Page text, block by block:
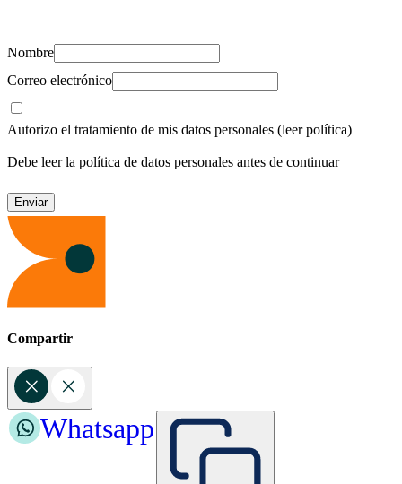
Nombre
Correo electrónico
Autorizo el tratamiento de mis datos personales (leer política)
Debe leer la política de datos personales antes de continuar
Compartir
Whatsapp